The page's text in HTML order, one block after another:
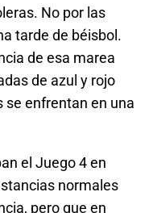
No por las
tarde de béisbol.
de esa marea
de azul y rojo
se enfrentan en una
el Juego 4 en
normales
pero que en